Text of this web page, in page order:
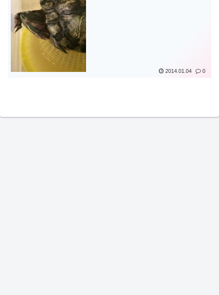
2014.01.04 0